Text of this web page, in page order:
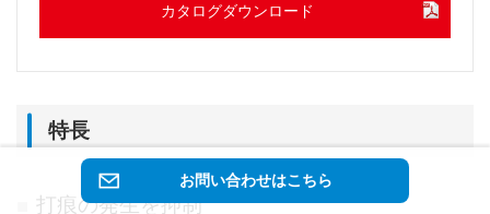
カタログダウンロード
特長
打痕の発生を抑制
お問い合わせはこちら